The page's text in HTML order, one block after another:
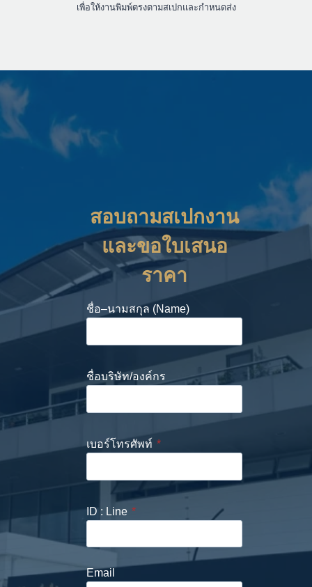
เพื่อให้งานพิมพ์ตรงตามสเปกและกำหนดส่ง
สอบถามสเปกงาน
และขอใบเสนอ
ราคา
ชื่อ–นามสกุล (Name)
ชื่อบริษัท/องค์กร
เบอร์โทรศัพท์ *
ID : Line *
Email